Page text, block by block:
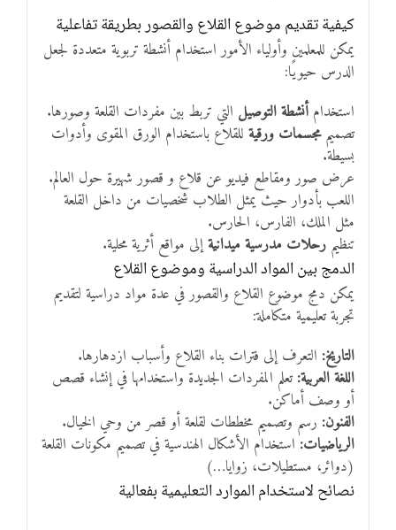
كيفية تقديم موضوع القلاع والقصور بطريقة تفاعلية
يمكن للمعلمين وأولياء الأمور استخدام أنشطة تربوية متعددة لجعل
الدرس حيويًا:
استخدامأنشطة التوصيل التي تربط بين مفردات القلعة وصورها.
تصميممجسمات ورقيةللقلاع باستخدام الورق المقوى وأدوات
بسيطة.
عرض صور ومقاطع فيديو عن قلاع و قصور شهيرة حول العالم.
اللعب بأدوار حيث يمثل الطلاب شخصيات من داخل القلعة
مثل الملك، الفارس، الحارس.
تنظيم رحلات مدرسية ميدانيةإلى مواقع أثرية محلية.
الدمج بين المواد الدراسية وموضوع القلاع
يمكن دمج موضوع القلاع والقصور في عدة مواد دراسية لتقديم
تجربة تعليمية متكاملة:
التاريخ: التعرف إلى فترات بناء القلاع وأسباب ازدهارها.
اللغة العربية:تعلم المفردات الجديدة واستخدامها في إنشاء قصص
أو وصف أماكن.
الفنون: رسم وتصميم مخططات لقلعة أو قصر من وحي الخيال.
الرياضيات:استخدام الأشكال الهندسية في تصميم مكونات القلعة
(دوائر، مستطيلات، زوايا…)
نصائح لاستخدام الموارد التعليمية بفعالية